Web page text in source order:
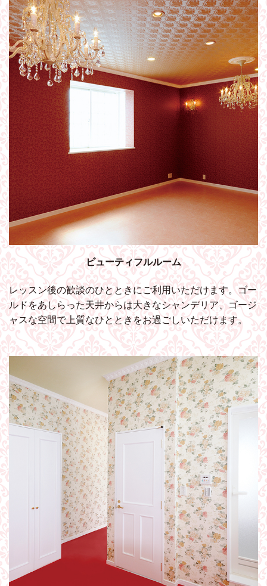
ビューティフルルーム
レッスン後の歓談のひとときにご利用いただけます。ゴー
ルドをあしらった天井からは大きなシャンデリア、ゴージ
ャスな空間で上質なひとときをお過ごしいただけます。